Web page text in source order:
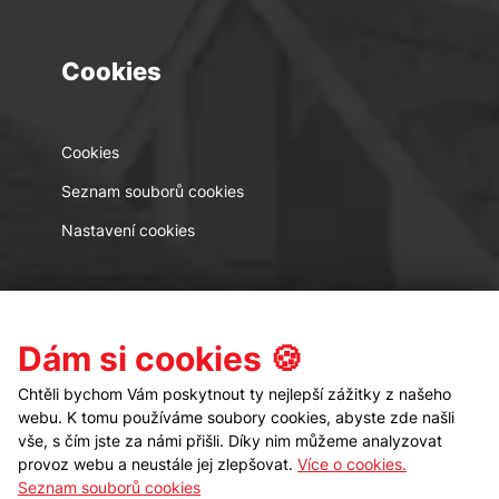
Cookies
Cookies
Seznam souborů cookies
Nastavení cookies
Kontakt Sledujte nás
Dám si cookies 🍪
Chtěli bychom Vám poskytnout ty nejlepší zážitky z našeho
webu. K tomu používáme soubory cookies, abyste zde našli
vše, s čím jste za námi přišli. Díky nim můžeme analyzovat
provoz webu a neustále jej zlepšovat. Více o cookies.
Seznam souborů cookies